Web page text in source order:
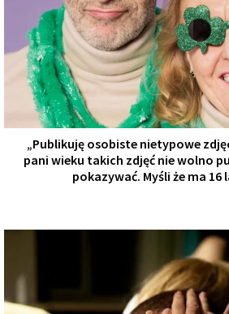
„Publikuję osobiste nietypowe
pani wieku takich zdjęć nie wolno
pokazywać. Myśli że ma 16